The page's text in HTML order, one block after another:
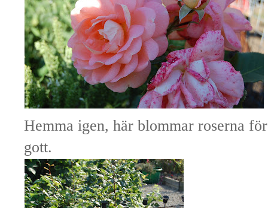
Hemma igen, här blommar roserna
gott.